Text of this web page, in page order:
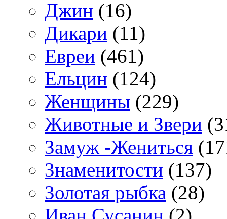
Джин (16)
Дикари (11)
Евреи (461)
Ельцин (124)
Женщины (229)
Животные и Звери
Замуж -Жениться
Знаменитости (137)
Золотая рыбка (28)